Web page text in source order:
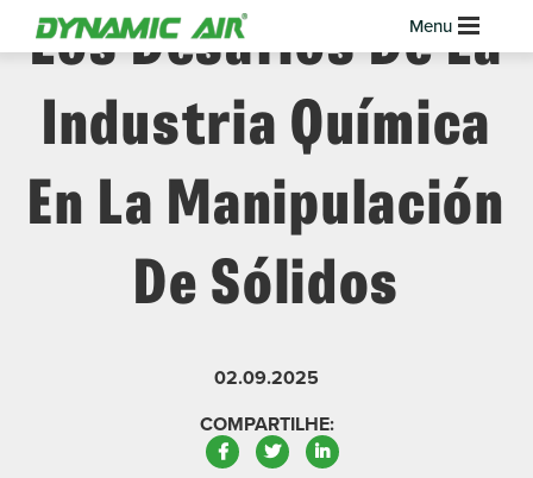
Los Desafíos De La
Industria Química
En La Manipulación
De Sólidos
02.09.2025
COMPARTILHE:
Facebook
TwitterLinkedIn